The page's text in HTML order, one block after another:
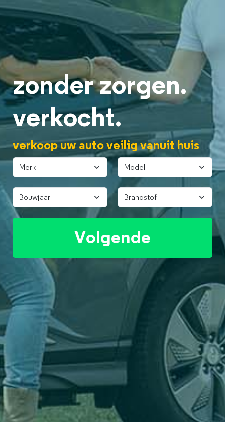
zonder zorgen.
verkocht.
verkoop uw auto veilig vanuit huis